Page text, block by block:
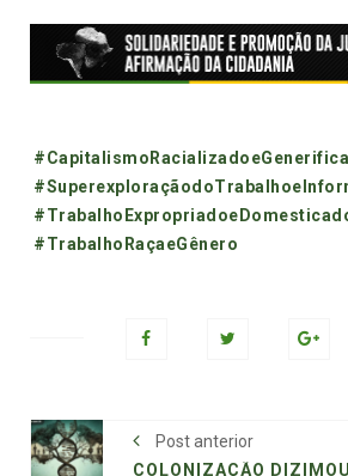
Tags:
#TrabalhoRaçaeGênero
Post anterior